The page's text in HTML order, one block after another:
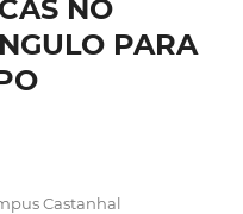
NO
PARA
Castanhal